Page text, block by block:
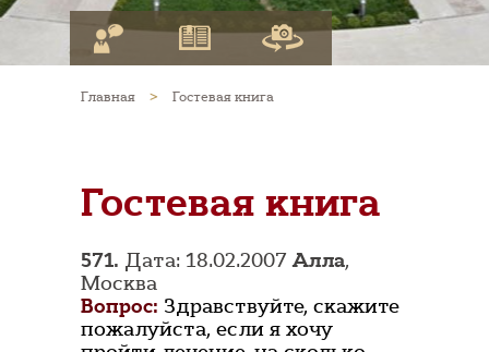
Главная > Гостевая книга
Гостевая книга
571. Дата: 18.02.2007Алла,
Москва
Вопрос: Здравствуйте, скажите
пожалуйста, если я хочу